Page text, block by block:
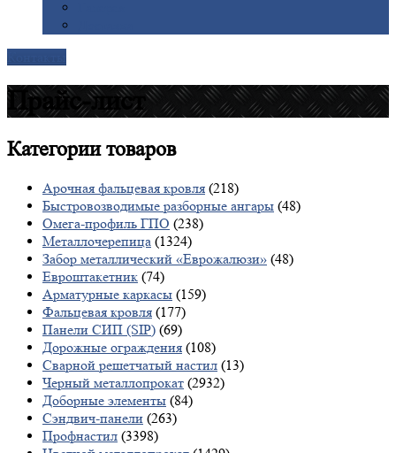
Прайс-лист
Категориитоваров
Арочная фальцевая кровля (218)
Быстровозводимые разборные ангары (48)
Омега-профиль ГПО (238)
Металлочерепица (1324)
Забор металлический «Еврожалюзи» (48)
Евроштакетник (74)
Арматурные каркасы (159)
Фальцевая кровля (177)
Панели СИП (SIP) (69)
Дорожные ограждения (108)
Сварной решетчатый настил (13)
Черный металлопрокат (2932)
Доборные элементы (84)
Сэндвич-панели (263)
Профнастил (3398)